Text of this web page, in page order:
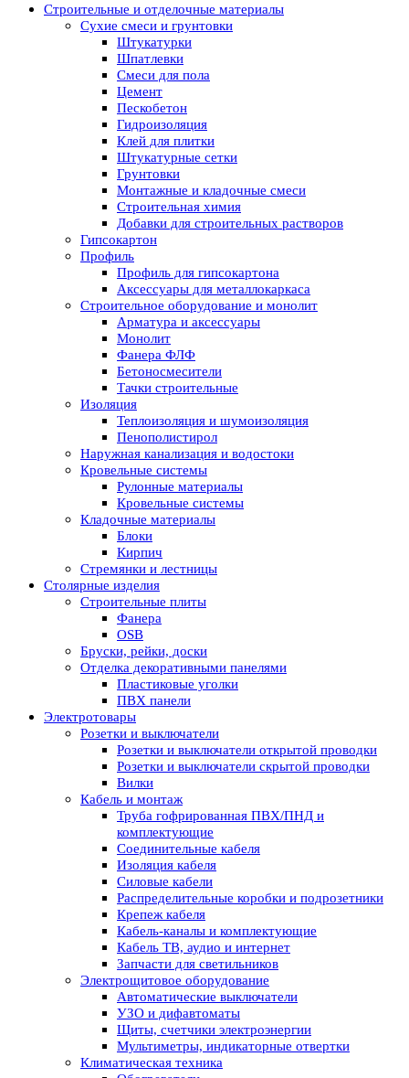
Строительные и отделочные материалы
Сухие смеси и грунтовки
Штукатурки
Шпатлевки
Смеси для пола
Цемент
Пескобетон
Гидроизоляция
Клей для плитки
Штукатурные сетки
Грунтовки
Монтажные и кладочные смеси
Строительная химия
Добавки для строительных растворов
Гипсокартон
Профиль
Профиль для гипсокартона
Аксессуары для металлокаркаса
Строительное оборудование и монолит
Арматура и аксессуары
Монолит
Фанера ФЛФ
Бетоносмесители
Тачки строительные
Изоляция
Теплоизоляция и шумоизоляция
Пенополистирол
Наружная канализация и водостоки
Кровельные системы
Рулонные материалы
Кровельные системы
Кладочные материалы
Блоки
Кирпич
Стремянки и лестницы
Столярные изделия
Строительные плиты
Фанера
OSB
Бруски, рейки, доски
Отделка декоративными панелями
Пластиковые уголки
ПВХ панели
Электротовары
Розетки и выключатели
Розетки и выключатели открытой проводки
Розетки и выключатели скрытой проводки
Вилки
Кабель и монтаж
Труба гофрированная ПВХ/ПНД и
комплектующие
Соединительные кабеля
Изоляция кабеля
Силовые кабели
Распределительные коробки и подрозетники
Крепеж кабеля
Кабель-каналы и комплектующие
Кабель ТВ, аудио и интернет
Запчасти для светильников
Электрощитовое оборудование
Автоматические выключатели
УЗО и дифавтоматы
Щиты, счетчики электроэнергии
Мультиметры, индикаторные отвертки
Климатическая техника